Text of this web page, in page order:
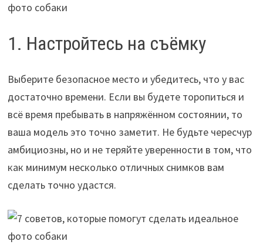
1. Настройтесь на съёмку
Выберите безопасное место и убедитесь, что у вас
достаточно времени. Если вы будете торопиться и
всё время пребывать в напряжённом состоянии, то
ваша модель это точно заметит. Не будьте чересчур
амбициозны, но и не теряйте уверенности в том, что
как минимум несколько отличных снимков вам
сделать точно удастся.